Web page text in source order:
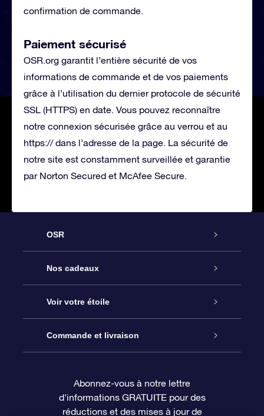
confirmation de commande.
Paiement sécurisé
OSR.org garantit l’entière sécurité de vos
informations de commande et de vos paiements
grâce à l’utilisation du dernier protocole de sécurité
SSL (HTTPS) en date. Vous pouvez reconnaître
notre connexion sécurisée grâce au verrou et au
https:// dans l’adresse de la page. La sécurité de
notre site est constamment surveillée et garantie
par Norton Secured et McAfee Secure.
OSR
Service
À propos de l’OSR
Nous contacter
Questions fréquemment posées
Nos cadeaux
Cadeau d’étoile en ligne
Coffret cadeau OSR
Carte cadeau OSR
Voir votre étoile
Registre des étoiles
Page d’accueil personnalisée
Commande et livraison
Informations de paiement
Abonnez-vous à notre lettre
d'informations GRATUITE pour des
réductions et des mises à jour de